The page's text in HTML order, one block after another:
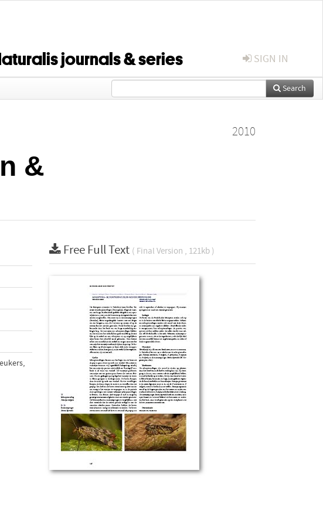
journals & series SIGN IN
Search
2010
&
Free Full Text ( Final Version , 121kb )